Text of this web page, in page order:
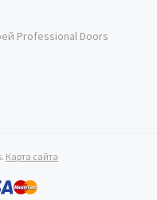
Professional Doors
Карта сайта